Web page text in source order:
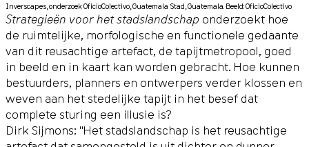
Inverscapes, onderzoek OficioColectivo, Guatemala Stad, Guatemala. Beeld: OficioColectivo
Strategieën voor het stadslandschap onderzoekt hoe
de ruimtelijke, morfologische en functionele gedaante
van dit reusachtige artefact, de tapijtmetropool, goed
in beeld en in kaart kan worden gebracht. Hoe kunnen
bestuurders, planners en ontwerpers verder klossen en
weven aan het stedelijke tapijt in het besef dat
complete sturing een illusie is?
Dirk Sijmons: "Het stadslandschap is het reusachtige